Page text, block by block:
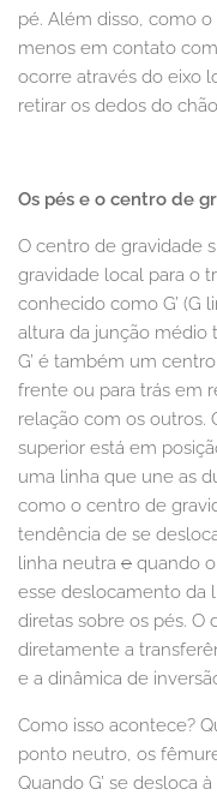
pé. Além disso, como
menos em contato
ocorre através do eixo
retirar os dedos do
Os pés e o centro de
O centro de gravidade
gravidade local para o
conhecido como G’ (G
altura da junção médio
G’ é também um
frente ou para trás em
relação com os outros.
superior está em
uma linha que une as
como o centro de
tendência de se
linha neutra e quando
esse deslocamento da
diretas sobre os pés. O
diretamente a
e a dinâmica de
Como isso acontece?
ponto neutro, os
Quando G’ se desloca